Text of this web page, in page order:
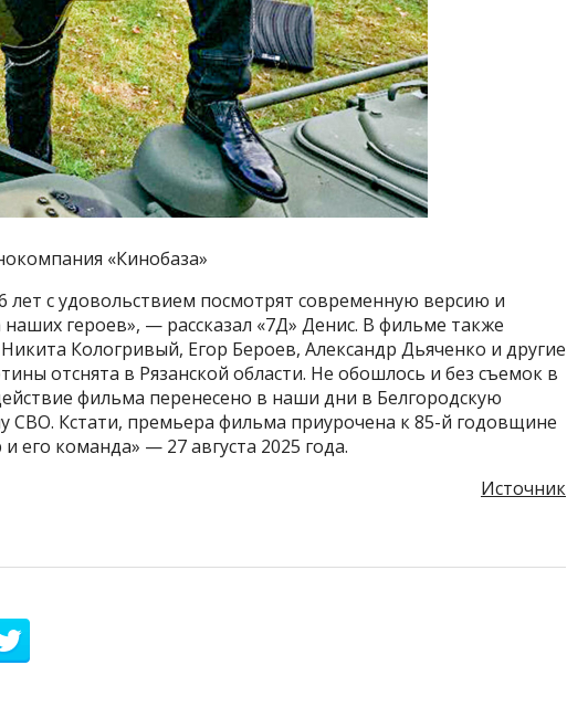
«Кинобаза»
лет с удовольствием посмотрят современную версию и
героев», — рассказал «7Д» Денис. В фильме также
Кологривый, Егор Бероев, Александр Дьяченко и другие
отснята в Рязанской области. Не обошлось и без съемок в
фильма перенесено в наши дни в Белгородскую
СВО. Кстати, премьера фильма приурочена к 85-й годовщине
его команда» — 27 августа 2025 года.
Источник